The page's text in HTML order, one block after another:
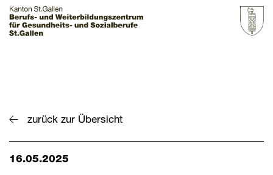
zurück zur Übersicht
16.05.2025
Weiterbildung